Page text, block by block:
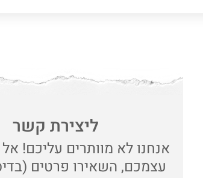
ליצירת קשר
אנחנו לא מוותרים עליכם!
עצמכם, השאירו פרטים